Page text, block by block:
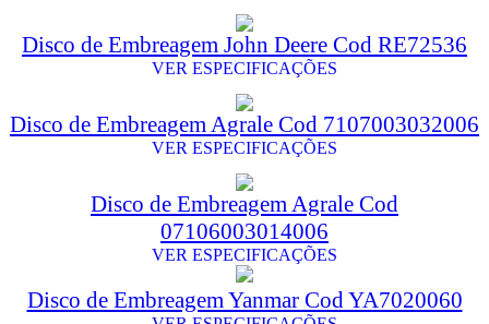
Disco de Embreagem John Deere Cod RE72536
VER ESPECIFICAÇÕES
Disco de Embreagem Agrale Cod 7107003032006
VER ESPECIFICAÇÕES
Disco de Embreagem Agrale Cod
07106003014006
VER ESPECIFICAÇÕES
Disco de Embreagem Yanmar Cod YA7020060